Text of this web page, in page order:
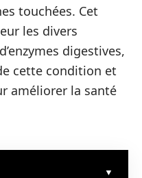
touchées. Cet
les divers
digestives,
cette condition et
améliorer la santé